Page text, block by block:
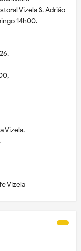
Vizela S. Adrião
14h00.
Vizela.
Vizela